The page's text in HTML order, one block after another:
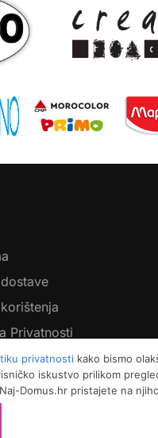
Privatnosti
i reklamacije
privatnostikako bismo
iskustvo prilikom
Domus.hr pristajete na